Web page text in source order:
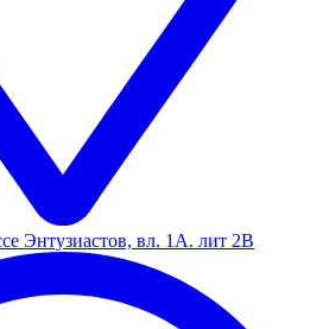
Энтузиастов, вл. 1А. лит 2В